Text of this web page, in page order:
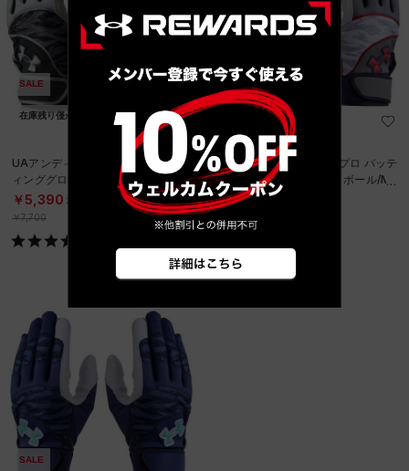
SALE
在庫残り僅か
UAアンディナイアブル プロ バッテ
ィンググローブ（両手用）（ベース
ボール/MEN）
￥5,390 30%OFF
￥7,700
SALE
在庫残り僅か
UAアンディナイアブル プロ バッテ
ィンググローブ（ベースボール/ME
N）
￥5,390
SALE